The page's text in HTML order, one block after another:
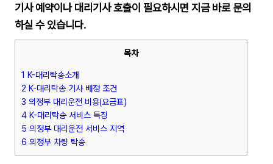
기사 예약이나 대리기사 호출이 필요하시면 지금 바로 문의
하실 수 있습니다.
목차
1 K-대리탁송소개
2 K-대리탁송 기사 배정 조건
3 의정부 대리운전 비용(요금표)
4 K-대리탁송 서비스 특징
5 의정부 대리운전 서비스 지역
6 의정부 차량 탁송